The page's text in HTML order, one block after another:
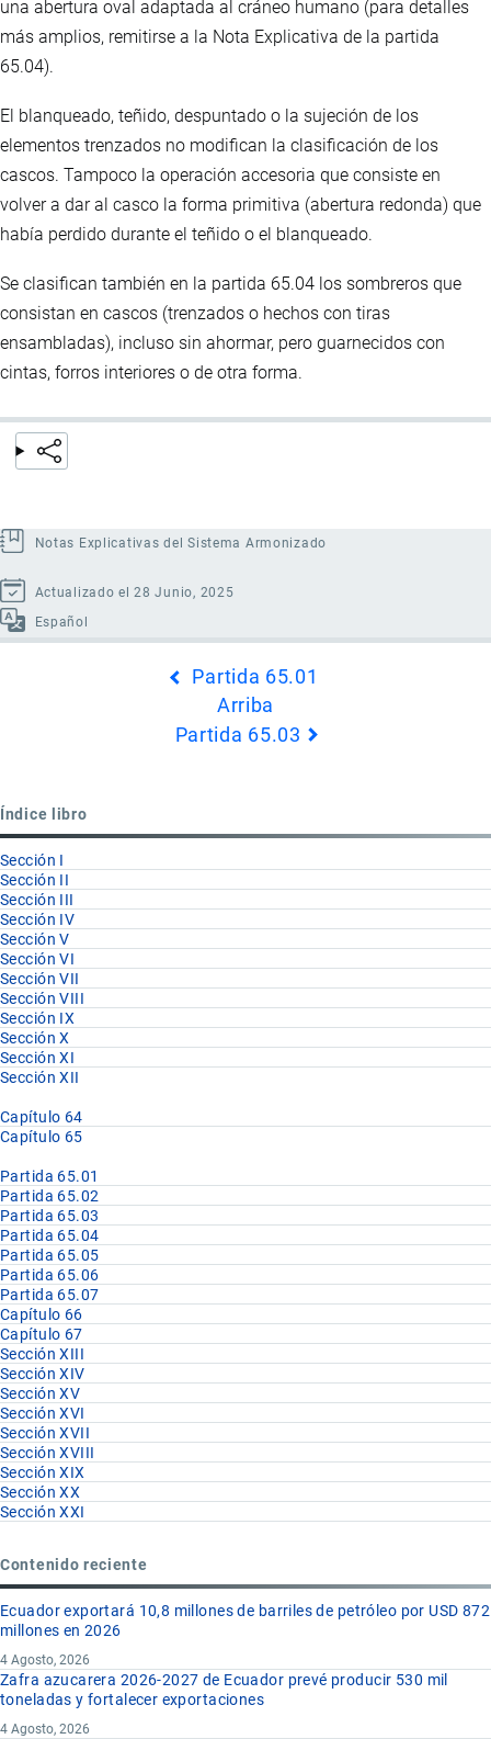
una abertura oval adaptada al cráneo humano (para detalles
más amplios, remitirse a la Nota Explicativa de la partida
65.04).
El blanqueado, teñido, despuntado o la sujeción de los
elementos trenzados no modifican la clasificación de los
cascos. Tampoco la operación accesoria que consiste en
volver a dar al casco la forma primitiva (abertura redonda) que
había perdido durante el teñido o el blanqueado.
Se clasifican también en la partida 65.04 los sombreros que
consistan en cascos (trenzados o hechos con tiras
ensambladas), incluso sin ahormar, pero guarnecidos con
cintas, forros interiores o de otra forma.
Notas Explicativas del Sistema Armonizado
Actualizado el 28 Junio, 2025
Español
Partida 65.01
Arriba
Partida 65.03
Índice libro
Sección I
Sección II
Sección III
Sección IV
Sección V
Sección VI
Sección VII
Sección VIII
Sección IX
Sección X
Sección XI
Sección XII
Capítulo 64
Capítulo 65
Partida 65.01
Partida 65.02
Partida 65.03
Partida 65.04
Partida 65.05
Partida 65.06
Partida 65.07
Capítulo 66
Capítulo 67
Sección XIII
Sección XIV
Sección XV
Sección XVI
Sección XVII
Sección XVIII
Sección XIX
Sección XX
Sección XXI
Contenido reciente
Ecuador exportará 10,8 millones de barriles de petróleo por USD 872
millones en 2026
4 Agosto, 2026
Zafra azucarera 2026-2027 de Ecuador prevé producir 530 mil
toneladas y fortalecer exportaciones
4 Agosto, 2026